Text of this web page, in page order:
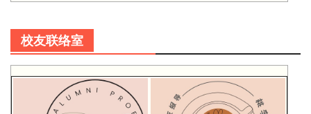
校友联络室